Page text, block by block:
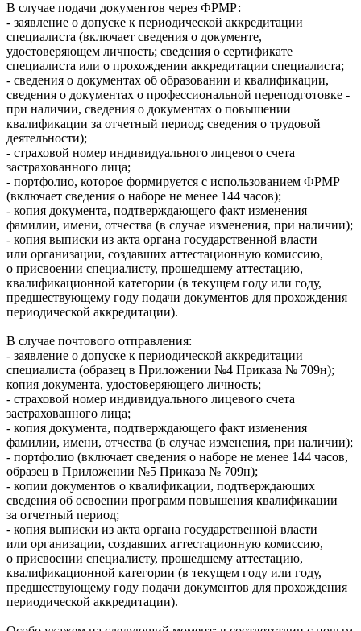
В случае подачи документов через ФРМР:
- заявление о допуске к периодической аккредитации
специалиста (включает сведения о документе,
удостоверяющем личность; сведения о сертификате
специалиста или о прохождении аккредитации специалиста;
- сведения о документах об образовании и квалификации,
сведения о документах о профессиональной переподготовке -
при наличии, сведения о документах о повышении
квалификации за отчетный период; сведения о трудовой
деятельности);
- страховой номер индивидуального лицевого счета
застрахованного лица;
- портфолио, которое формируется с использованием ФРМР
(включает сведения о наборе не менее 144 часов);
- копия документа, подтверждающего факт изменения
фамилии, имени, отчества (в случае изменения, при наличии);
- копия выписки из акта органа государственной власти
или организации, создавших аттестационную комиссию,
о присвоении специалисту, прошедшему аттестацию,
квалификационной категории (в текущем году или году,
предшествующему году подачи документов для прохождения
периодической аккредитации).
В случае почтового отправления:
- заявление о допуске к периодической аккредитации
специалиста (образец в Приложении №4 Приказа № 709н);
копия документа, удостоверяющего личность;
- страховой номер индивидуального лицевого счета
застрахованного лица;
- копия документа, подтверждающего факт изменения
фамилии, имени, отчества (в случае изменения, при наличии);
- портфолио (включает сведения о наборе не менее 144 часов,
образец в Приложении №5 Приказа № 709н);
- копии документов о квалификации, подтверждающих
сведения об освоении программ повышения квалификации
за отчетный период;
- копия выписки из акта органа государственной власти
или организации, создавших аттестационную комиссию,
о присвоении специалисту, прошедшему аттестацию,
квалификационной категории (в текущем году или году,
предшествующему году подачи документов для прохождения
периодической аккредитации).